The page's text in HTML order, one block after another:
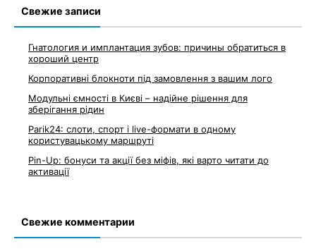
Свежие записи
Гнатология и имплантация зубов: причины обратиться в
хороший центр
Корпоративні блокноти під замовлення з вашим лого
Модульні ємності в Києві – надійне рішення для
зберігання рідин
Parik24: слоти, спорт і live-формати в одному
користувацькому маршруті
Pin-Up: бонуси та акції без міфів, які варто читати до
активації
Свежие комментарии